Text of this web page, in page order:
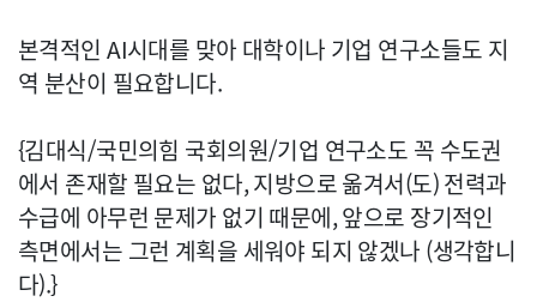
본격적인 AI시대를 맞아 대학이나 기업 연구소들도 지
역 분산이 필요합니다.
{김대식/국민의힘 국회의원/기업 연구소도 꼭 수도권
에서 존재할 필요는 없다, 지방으로 옮겨서(도) 전력과
수급에 아무런 문제가 없기 때문에, 앞으로 장기적인
측면에서는 그런 계획을 세워야 되지 않겠나 (생각합니
다).}